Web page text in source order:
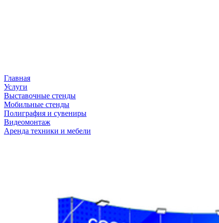
Главная
Услуги
Выставочные стенды
Мобильные стенды
Полиграфия и сувениры
Видеомонтаж
Аренда техники и мебели